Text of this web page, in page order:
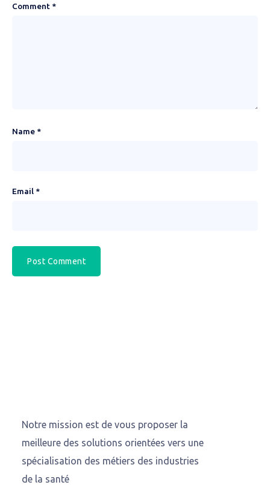
Comment *
Name *
Email *
Notre mission est de vous proposer la
meilleure des solutions orientées vers une
spécialisation des métiers des industries
de la santé